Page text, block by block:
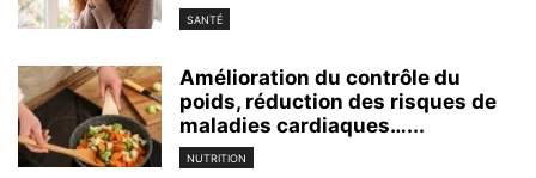
SANTÉ
Amélioration du contrôle du
poids, réduction des risques de
maladies cardiaques…...
NUTRITION